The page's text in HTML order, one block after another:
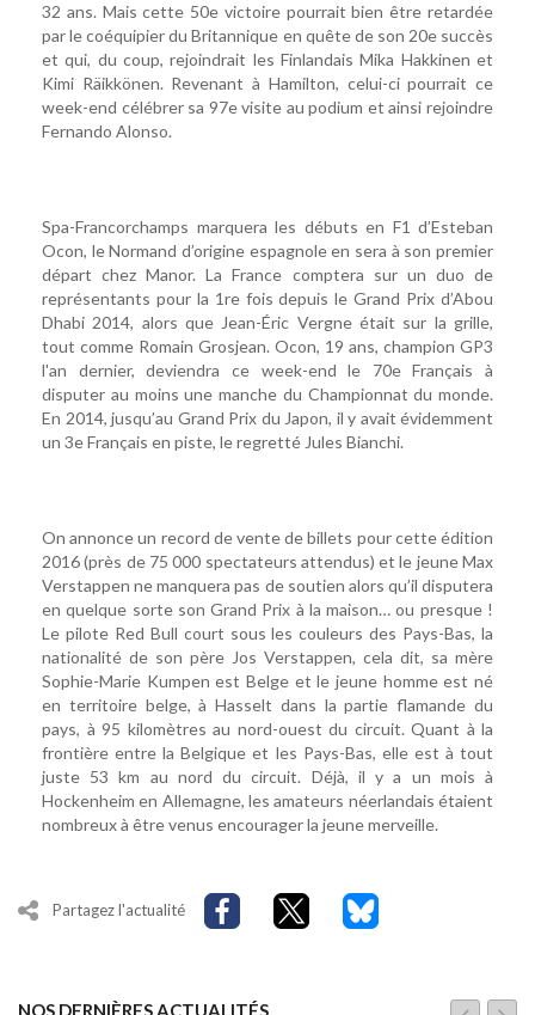
32 ans. Mais cette 50e victoire pourrait bien être retardée
par le coéquipier du Britannique en quête de son 20e succès
et qui, du coup, rejoindrait les Finlandais Mika Hakkinen et
Kimi Räikkönen. Revenant à Hamilton, celui-ci pourrait ce
week-end célébrer sa 97e visite au podium et ainsi rejoindre
Fernando Alonso.
Spa-Francorchamps marquera les débuts en F1 d’Esteban
Ocon, le Normand d’origine espagnole en sera à son premier
départ chez Manor. La France comptera sur un duo de
représentants pour la 1re fois depuis le Grand Prix d’Abou
Dhabi 2014, alors que Jean-Éric Vergne était sur la grille,
tout comme Romain Grosjean. Ocon, 19 ans, champion GP3
l'an dernier, deviendra ce week-end le 70e Français à
disputer au moins une manche du Championnat du monde.
En 2014, jusqu’au Grand Prix du Japon, il y avait évidemment
un 3e Français en piste, le regretté Jules Bianchi.
On annonce un record de vente de billets pour cette édition
2016 (près de 75 000 spectateurs attendus) et le jeune Max
Verstappen ne manquera pas de soutien alors qu’il disputera
en quelque sorte son Grand Prix à la maison… ou presque !
Le pilote Red Bull court sous les couleurs des Pays-Bas, la
nationalité de son père Jos Verstappen, cela dit, sa mère
Sophie-Marie Kumpen est Belge et le jeune homme est né
en territoire belge, à Hasselt dans la partie flamande du
pays, à 95 kilomètres au nord-ouest du circuit. Quant à la
frontière entre la Belgique et les Pays-Bas, elle est à tout
juste 53 km au nord du circuit. Déjà, il y a un mois à
Hockenheim en Allemagne, les amateurs néerlandais étaient
nombreux à être venus encourager la jeune merveille.
Partagez l'actualité